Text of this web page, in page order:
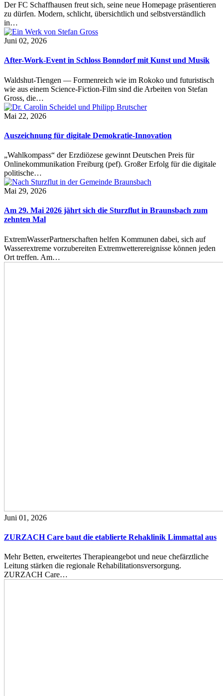
Der FC Schaffhausen freut sich, seine neue Homepage präsentieren
zu dürfen. Modern, schlicht, übersichtlich und selbstverständlich
in…
Juni 02, 2026
After-Work-Event in Schloss Bonndorf mit Kunst und Musik
Waldshut-Tiengen — Formenreich wie im Rokoko und futuristisch
wie aus einem Science-Fiction-Film sind die Arbeiten von Stefan
Gross, die…
Mai 22, 2026
Auszeichnung für digitale Demokratie-Innovation
„Wahlkompass“ der Erzdiözese gewinnt Deutschen Preis für
Onlinekommunikation Freiburg (pef). Großer Erfolg für die digitale
politische…
Mai 29, 2026
Am 29. Mai 2026 jährt sich die Sturzflut in Braunsbach zum
zehnten Mal
ExtremWasserPartnerschaften helfen Kommunen dabei, sich auf
Wasserextreme vorzubereiten Extremwetterereignisse können jeden
Ort treffen. Am…
Juni 01, 2026
ZURZACH Care baut die etablierte Rehaklinik Limmattal aus
Mehr Betten, erweitertes Therapieangebot und neue chefärztliche
Leitung stärken die regionale Rehabilitationsversorgung.
ZURZACH Care…